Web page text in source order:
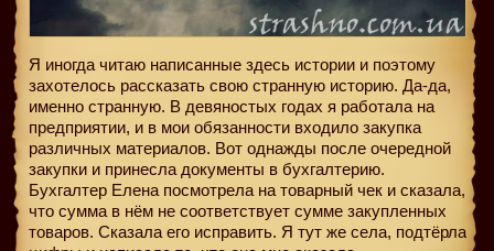
Я иногда читаю написанные здесь истории и поэтому
захотелось рассказать свою странную историю. Да-да,
именно странную. В девяностых годах я работала на
предприятии, и в мои обязанности входило закупка
различных материалов. Вот однажды после очередной
закупки и принесла документы в бухгалтерию.
Бухгалтер Елена посмотрела на товарный чек и сказала,
что сумма в нём не соответствует сумме закупленных
товаров. Сказала его исправить. Я тут же села, подтёрла